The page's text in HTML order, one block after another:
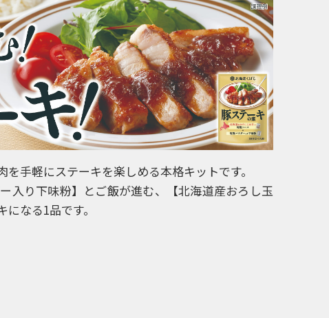
を手軽にステーキを楽しめる本格キットです。
入り下味粉】とご飯が進む、【北海道産おろし玉
なる1品です。